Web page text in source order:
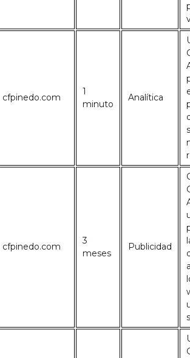
cfpinedo.com
1
minuto
Analítica
cfpinedo.com
3
meses
Publicidad